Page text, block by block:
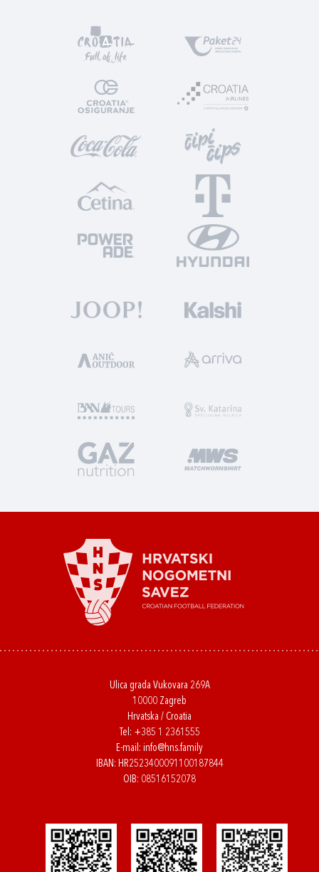
Ulica grada Vukovara 269A
10000 Zagreb
Hrvatska / Croatia
Tel: +385 1 2361555
E-mail: info@hns.family
IBAN: HR2523400091100187844
OIB: 08516152078